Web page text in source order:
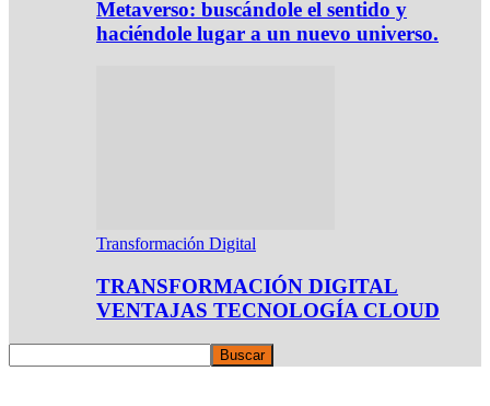
Metaverso: buscándole el sentido y
haciéndole lugar a un nuevo universo.
Transformación Digital
TRANSFORMACIÓN DIGITAL
VENTAJAS TECNOLOGÍA CLOUD